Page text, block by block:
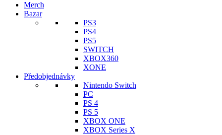
Merch
Bazar
PS3
PS4
PS5
SWITCH
XBOX360
XONE
Předobjednávky
Nintendo Switch
PC
PS 4
PS 5
XBOX ONE
XBOX Series X